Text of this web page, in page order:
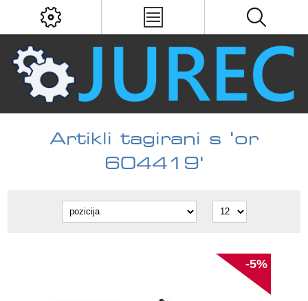
Artikli tagirani s 'or
604419'
-5%